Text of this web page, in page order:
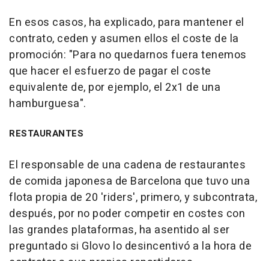
En esos casos, ha explicado, para mantener el
contrato, ceden y asumen ellos el coste de la
promoción: "Para no quedarnos fuera tenemos
que hacer el esfuerzo de pagar el coste
equivalente de, por ejemplo, el 2x1 de una
hamburguesa".
RESTAURANTES
El responsable de una cadena de restaurantes
de comida japonesa de Barcelona que tuvo una
flota propia de 20 'riders', primero, y subcontrata,
después, por no poder competir en costes con
las grandes plataformas, ha asentido al ser
preguntado si Glovo lo desincentivó a la hora de